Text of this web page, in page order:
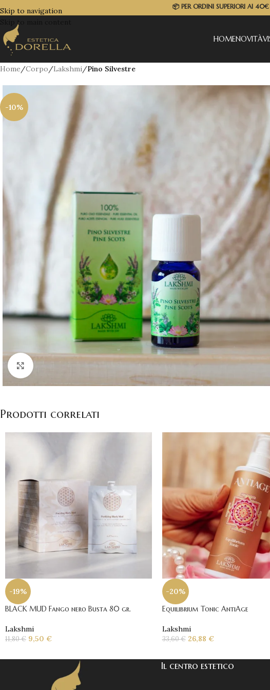
Skip to navigation
Skip to main content
📦 PER ORDINI SUPERIORI AI
HOMENOVITÀ
Home/Corpo/Lakshmi/Pino Silvestre
-10%
Prodotti correlati
-19%
BLACK MUD Fango nero Busta 80 gr.
Lakshmi
11,80€ 9,50 €
-20%
Equilibrium Tonic AntiAge
Lakshmi
33,60€ 26,88 €
Il centro estetico